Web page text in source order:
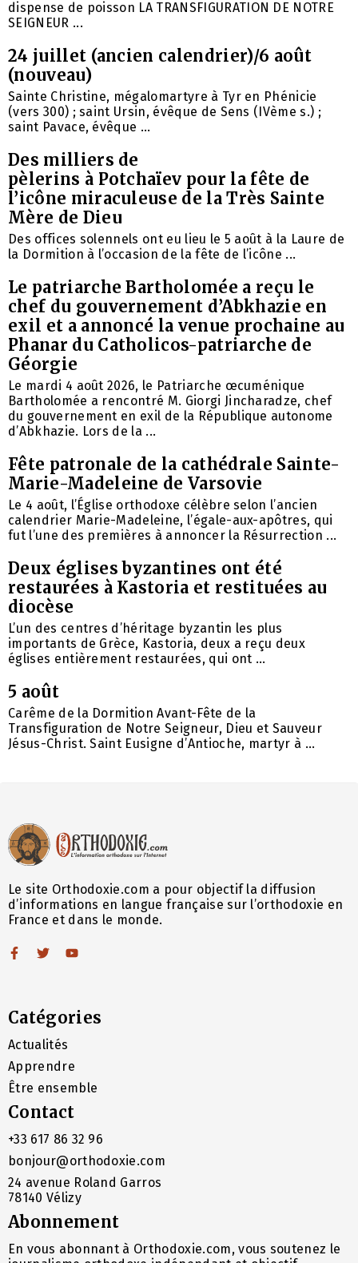
dispense de poisson LA TRANSFIGURATION DE NOTRE
SEIGNEUR ...
24 juillet (ancien calendrier)/6 août
(nouveau)
Sainte Christine, mégalomartyre à Tyr en Phénicie
(vers 300) ; saint Ursin, évêque de Sens (IVème s.) ;
saint Pavace, évêque ...
Des milliers de
pèlerins à Potchaïev pour la fête de
l’icône miraculeuse de la Très Sainte
Mère de Dieu
Des offices solennels ont eu lieu le 5 août à la Laure de
la Dormition à l’occasion de la fête de l’icône ...
Le patriarche Bartholomée a reçu le
chef du gouvernement d’Abkhazie en
exil et a annoncé la venue prochaine au
Phanar du Catholicos-patriarche de
Géorgie
Le mardi 4 août 2026, le Patriarche œcuménique
Bartholomée a rencontré M. Giorgi Jincharadze, chef
du gouvernement en exil de la République autonome
d’Abkhazie. Lors de la ...
Fête patronale de la cathédrale Sainte-
Marie-Madeleine de Varsovie
Le 4 août, l’Église orthodoxe célèbre selon l’ancien
calendrier Marie-Madeleine, l’égale-aux-apôtres, qui
fut l’une des premières à annoncer la Résurrection ...
Deux églises byzantines ont été
restaurées à Kastoria et restituées au
diocèse
L’un des centres d’héritage byzantin les plus
importants de Grèce, Kastoria, deux a reçu deux
églises entièrement restaurées, qui ont ...
5 août
Carême de la Dormition Avant-Fête de la
Transfiguration de Notre Seigneur, Dieu et Sauveur
Jésus-Christ. Saint Eusigne d’Antioche, martyr à ...
Le site Orthodoxie.com a pour objectif la diffusion
d’informations en langue française sur l’orthodoxie en
France et dans le monde.
Catégories
Actualités
Apprendre
Être ensemble
Contact
+33 617 86 32 96
bonjour@orthodoxie.com
24 avenue Roland Garros
78140 Vélizy
Abonnement
En vous abonnant à Orthodoxie.com, vous soutenez le